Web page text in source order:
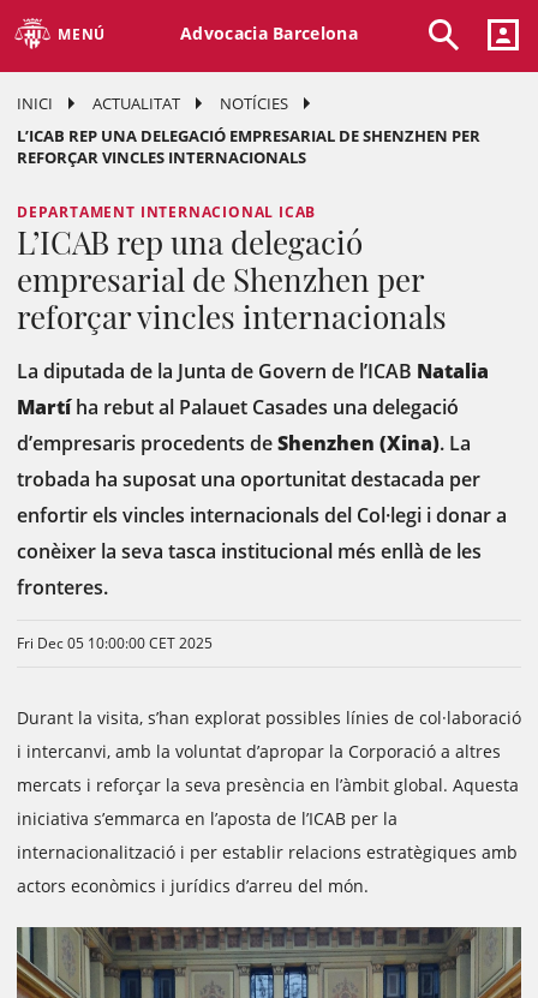
MENÚ Advocacia Barcelona
INICI ACTUALITAT
NOTÍCIES
L’ICAB REP UNA DELEGACIÓ EMPRESARIAL DE SHENZHEN PER
REFORÇAR VINCLES INTERNACIONALS
DEPARTAMENT INTERNACIONAL ICAB
L’ICAB rep una delegació
empresarial de Shenzhen per
reforçar vincles internacionals
La diputada de la Junta de Govern de l’ICAB Natalia
Martíha rebut al Palauet Casades una delegació
d’empresaris procedents deShenzhen (Xina). La
trobada ha suposat una oportunitat destacada per
enfortir els vincles internacionals del Col·legi i donar a
conèixer la seva tasca institucional més enllà de les
fronteres.
Fri Dec 05 10:00:00 CET 2025
ChatGPT ha dit:
Durant la visita, s’han explorat possibles línies de col·laboració
i intercanvi, amb la voluntat d’apropar la Corporació a altres
mercats i reforçar la seva presència en l’àmbit global. Aquesta
iniciativa s’emmarca en l’aposta de l’ICAB per la
internacionalització i per establir relacions estratègiques amb
actors econòmics i jurídics d’arreu del món.